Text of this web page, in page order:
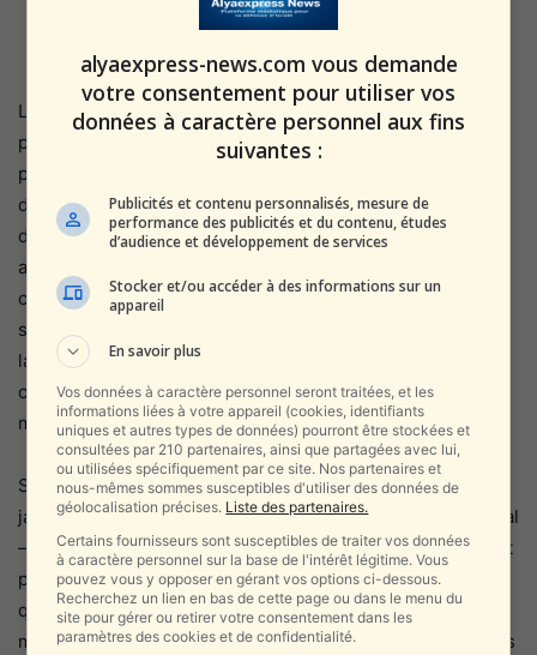
Les conséquences psychologiques sont particulièrement
préoccupantes. Perte d’amis rencontrés en oncologie
pédiatrique, confrontation précoce à la mort,
déscolarisation partielle, difficultés relationnelles : autant
de facteurs qui fragilisent les enfants guéris. Lichtman
alerte également sur une augmentation des
comportements suicidaires chez certains jeunes
survivants. « La guerre a créé une forme de hiérarchie de
la douleur. Les enfants guéris du cancer, autrefois au
centre de l’attention, sont passés au second plan. Mais la
maladie, elle, ne s’arrête pas pendant un conflit. »
Si les associations fournissent une aide essentielle –
jardins d’enfants stériles, groupes sociaux, soutien médical
– leurs moyens restent limités. À peine 5 % de leur budget
provient de fonds publics. « La rééducation n’est pas
quelque chose qu’une association peut porter seule »,
martèle Lichtman. « Il faut une coordination entre l’État, les
alyaexpress-news.com vous demande
votre consentement pour utiliser vos
données à caractère personnel aux fins
suivantes :
Publicités et contenu personnalisés, mesure de
performance des publicités et du contenu, études
d’audience et développement de services
Stocker et/ou accéder à des informations sur un
appareil
En savoir plus
Vos données à caractère personnel seront traitées, et les
informations liées à votre appareil (cookies, identifiants
uniques et autres types de données) pourront être stockées et
consultées par 210 partenaires, ainsi que partagées avec lui,
ou utilisées spécifiquement par ce site. Nos partenaires et
nous-mêmes sommes susceptibles d'utiliser des données de
géolocalisation précises. Liste des partenaires.
Certains fournisseurs sont susceptibles de traiter vos données
à caractère personnel sur la base de l'intérêt légitime. Vous
pouvez vous y opposer en gérant vos options ci-dessous.
Recherchez un lien en bas de cette page ou dans le menu du
site pour gérer ou retirer votre consentement dans les
paramètres des cookies et de confidentialité.